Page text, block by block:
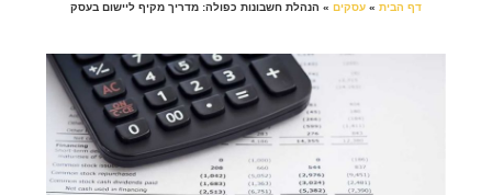
דף הבית » עסקים » הנהלת חשבונות כפולה: מדריך מקיף ליישום בעסק